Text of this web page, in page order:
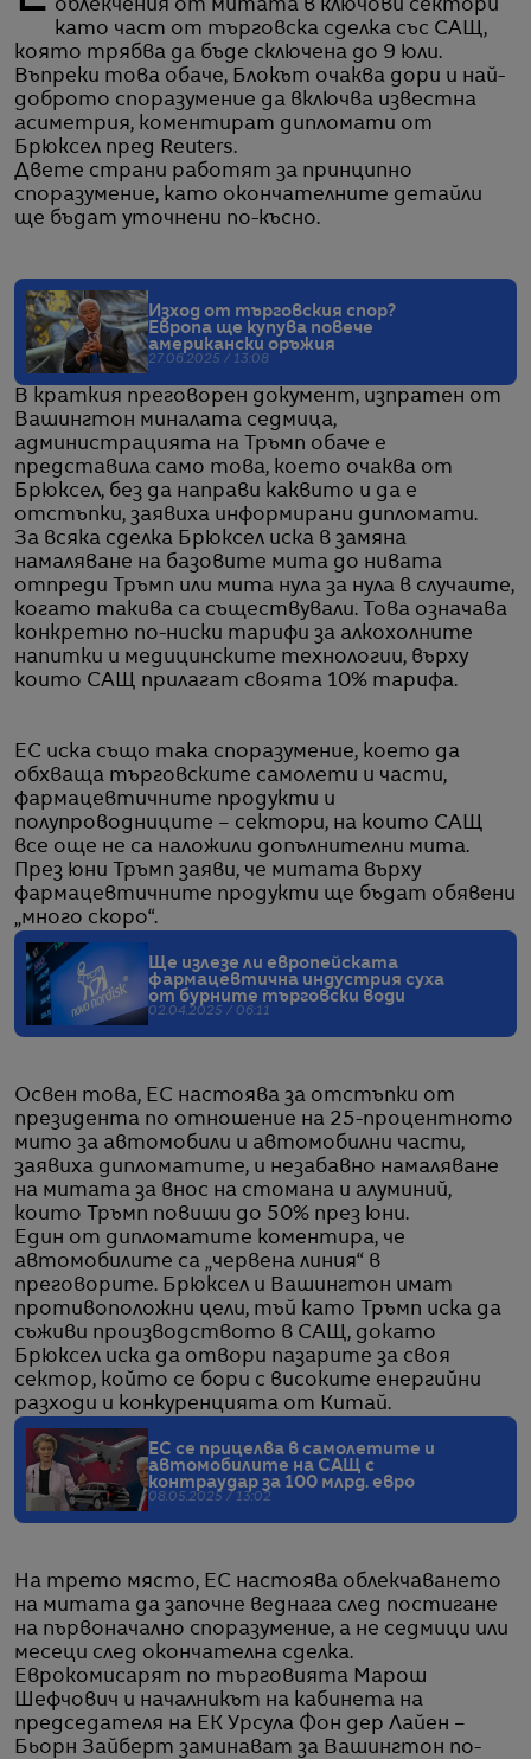
облекчения от митата в ключови сектори
като част от търговска сделка със САЩ,
която трябва да бъде сключена до 9 юли.
Въпреки това обаче, Блокът очаква дори и най-
доброто споразумение да включва известна
асиметрия, коментират дипломати от
Брюксел пред Reuters.
Двете страни работят за принципно
споразумение, като окончателните детайли
ще бъдат уточнени по-късно.
Изход от търговския спор?
Европа ще купува повече
американски оръжия
27.06.2025 / 13:08
В краткия преговорен документ, изпратен от
Вашингтон миналата седмица,
администрацията на Тръмп обаче е
представила само това, което очаква от
Брюксел, без да направи каквито и да е
отстъпки, заявиха информирани дипломати.
За всяка сделка Брюксел иска в замяна
намаляване на базовите мита до нивата
отпреди Тръмп или мита нула за нула в случаите,
когато такива са съществували. Това означава
конкретно по-ниски тарифи за алкохолните
напитки и медицинските технологии, върху
които САЩ прилагат своята 10% тарифа.
ЕС иска също така споразумение, което да
обхваща търговските самолети и части,
фармацевтичните продукти и
полупроводниците – сектори, на които САЩ
все още не са наложили допълнителни мита.
През юни Тръмп заяви, че митата върху
фармацевтичните продукти ще бъдат обявени
„много скоро“.
Ще излезе ли европейската
фармацевтична индустрия суха
от бурните търговски води
02.04.2025 / 06:11
Освен това, ЕС настоява за отстъпки от
президента по отношение на 25-процентното
мито за автомобили и автомобилни части,
заявиха дипломатите, и незабавно намаляване
на митата за внос на стомана и алуминий,
които Тръмп повиши до 50% през юни.
Един от дипломатите коментира, че
автомобилите са „червена линия“ в
преговорите. Брюксел и Вашингтон имат
противоположни цели, тъй като Тръмп иска да
съживи производството в САЩ, докато
Брюксел иска да отвори пазарите за своя
сектор, който се бори с високите енергийни
разходи и конкуренцията от Китай.
ЕС се прицелва в самолетите и
автомобилите на САЩ с
контраудар за 100 млрд. евро
08.05.2025 / 13:02
На трето място, ЕС настоява облекчаването
на митата да започне веднага след постигане
на първоначално споразумение, а не седмици или
месеци след окончателна сделка.
Еврокомисарят по търговията Марош
Шефчович и началникът на кабинета на
председателя на ЕК Урсула Фон дер Лайен –
Бьорн Зайберт заминават за Вашингтон по-